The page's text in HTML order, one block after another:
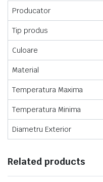
Producator
Tip produs
Culoare
Material
Temperatura Maxima
Temperatura Minima
Diametru Exterior
Related products